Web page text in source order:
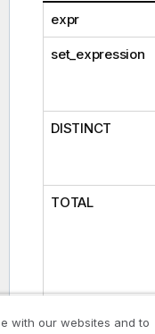
expr
set_expression
DISTINCT
TOTAL
with our websites and to